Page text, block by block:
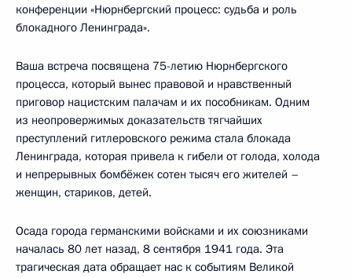
конференции «Нюрнбергский процесс: судьба и роль
блокадного Ленинграда».
Ваша встреча посвящена 75-летию Нюрнбергского
процесса, который вынес правовой и нравственный
приговор нацистским палачам и их пособникам. Одним
из неопровержимых доказательств тягчайших
преступлений гитлеровского режима стала блокада
Ленинграда, которая привела к гибели от голода, холода
и непрерывных бомбёжек сотен тысяч его жителей –
женщин, стариков, детей.
Осада города германскими войсками и их союзниками
началась 80 лет назад, 8 сентября 1941 года. Эта
трагическая дата обращает нас к событиям Великой